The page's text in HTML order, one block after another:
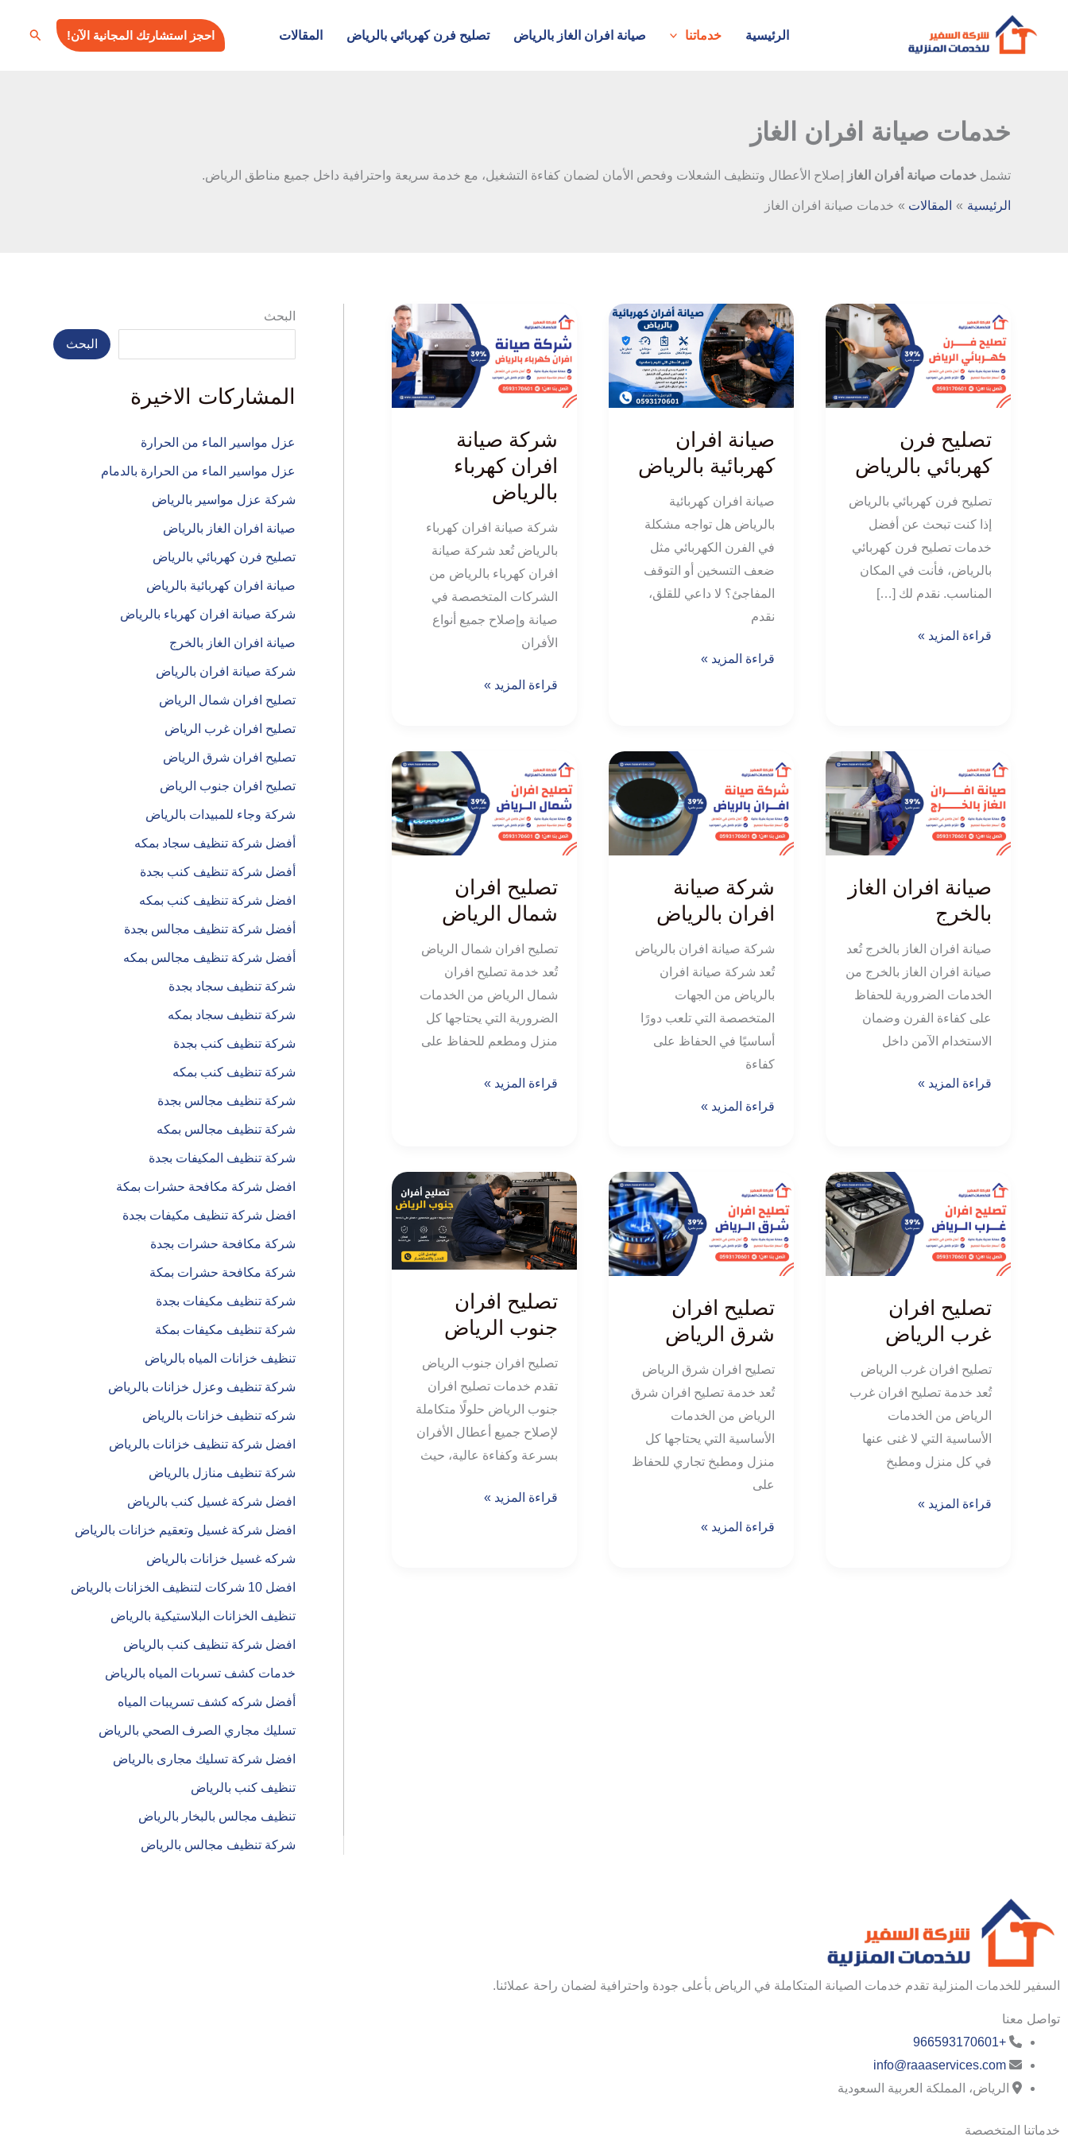
الرئيسية خدماتنا صيانة افران الغاز بالرياض تصليح فرن كهربائي بالرياض المقالات احجز استشارتك المجانية الآن! البحث
خدمات صيانة افران الغاز
تشمل خدمات صيانة أفران الغاز إصلاح الأعطال وتنظيف الشعلات وفحص الأمان لضمان كفاءة التشغيل، مع خدمة سريعة واحترافية داخل جميع مناطق الرياض.
الرئيسية المقالات خدمات صيانة افران الغاز
تصليح فرن
كهربائي بالرياض
تصليح فرن كهربائي بالرياض
إذا كنت تبحث عن أفضل
خدمات تصليح فرن كهربائي
بالرياض، فأنت في المكان
المناسب. نقدم لك […]
فرن
كهربائي
بالرياض
قراءة المزيد »
صيانة افران
كهربائية بالرياض
صيانة افران كهربائية
بالرياض هل تواجه مشكلة
في الفرن الكهربائي مثل
ضعف التسخين أو التوقف
المفاجئ؟ لا داعي للقلق،
نقدم
صيانة
افران
كهربائية
بالرياض
قراءة المزيد »
شركة صيانة
افران كهرباء
بالرياض
شركة صيانة افران كهرباء
بالرياض تُعد شركة صيانة
افران كهرباء بالرياض من
الشركات المتخصصة في
صيانة وإصلاح جميع أنواع
الأفران
صيانة
افران
كهرباء
قراءة المزيد »
صيانة افران الغاز
بالخرج
صيانة افران الغاز بالخرج تُعد
صيانة افران الغاز بالخرج من
الخدمات الضرورية للحفاظ
على كفاءة الفرن وضمان
الاستخدام الآمن داخل
افران
الغاز
بالخرج
قراءة المزيد »
شركة صيانة
افران بالرياض
شركة صيانة افران بالرياض
تُعد شركة صيانة افران
بالرياض من الجهات
المتخصصة التي تلعب دورًا
أساسيًا في الحفاظ على
كفاءة
صيانة
افران
بالرياض
قراءة المزيد »
تصليح افران
شمال الرياض
تصليح افران شمال الرياض
تُعد خدمة تصليح افران
شمال الرياض من الخدمات
الضرورية التي يحتاجها كل
منزل ومطعم للحفاظ على
افران
شمال
الرياض
قراءة المزيد »
تصليح افران
غرب الرياض
تصليح افران غرب الرياض
تُعد خدمة تصليح افران غرب
الرياض من الخدمات
الأساسية التي لا غنى عنها
في كل منزل ومطبخ
افران
غرب
الرياض
قراءة المزيد »
تصليح افران
شرق الرياض
تصليح افران شرق الرياض
تُعد خدمة تصليح افران شرق
الرياض من الخدمات
الأساسية التي يحتاجها كل
منزل ومطبخ تجاري للحفاظ
على
افران
شرق
الرياض
قراءة المزيد »
تصليح افران
جنوب الرياض
تصليح افران جنوب الرياض
تقدم خدمات تصليح افران
جنوب الرياض حلولًا متكاملة
لإصلاح جميع أعطال الأفران
بسرعة وكفاءة عالية، حيث
تصليح
افران
جنوب
الرياض
قراءة المزيد »
البحث
البحث
المشاركات الاخيرة
عزل مواسير الماء من الحرارة
عزل مواسير الماء من الحرارة بالدمام
شركة عزل مواسير بالرياض
صيانة افران الغاز بالرياض
تصليح فرن كهربائي بالرياض
صيانة افران كهربائية بالرياض
شركة صيانة افران كهرباء بالرياض
صيانة افران الغاز بالخرج
شركة صيانة افران بالرياض
تصليح افران شمال الرياض
تصليح افران غرب الرياض
تصليح افران شرق الرياض
تصليح افران جنوب الرياض
شركة وجاء للمبيدات بالرياض
أفضل شركة تنظيف سجاد بمكه
أفضل شركة تنظيف كنب بجدة
افضل شركة تنظيف كنب بمكه
أفضل شركة تنظيف مجالس بجدة
أفضل شركة تنظيف مجالس بمكه
شركة تنظيف سجاد بجدة
شركة تنظيف سجاد بمكه
شركة تنظيف كنب بجدة
شركة تنظيف كنب بمكه
شركة تنظيف مجالس بجدة
شركة تنظيف مجالس بمكه
شركة تنظيف المكيفات بجدة
افضل شركة مكافحة حشرات بمكة
افضل شركة تنظيف مكيفات بجدة
شركة مكافحة حشرات بجدة
شركة مكافحة حشرات بمكة
شركة تنظيف مكيفات بجدة
شركة تنظيف مكيفات بمكة
تنظيف خزانات المياه بالرياض
شركة تنظيف وعزل خزانات بالرياض
شركه تنظيف خزانات بالرياض
افضل شركة تنظيف خزانات بالرياض
شركة تنظيف منازل بالرياض
افضل شركة غسيل كنب بالرياض
افضل شركة غسيل وتعقيم خزانات بالرياض
شركه غسيل خزانات بالرياض
افضل 10 شركات لتنظيف الخزانات بالرياض
تنظيف الخزانات البلاستيكية بالرياض
افضل شركة تنظيف كنب بالرياض
خدمات كشف تسربات المياه بالرياض
أفضل شركه كشف تسريبات المياه
تسليك مجاري الصرف الصحي بالرياض
افضل شركة تسليك مجارى بالرياض
تنظيف كنب بالرياض
تنظيف مجالس بالبخار بالرياض
شركة تنظيف مجالس بالرياض
السفير للخدمات المنزلية تقدم خدمات الصيانة المتكاملة في الرياض بأعلى جودة واحترافية لضمان راحة عملائنا.
تواصل معنا
+966593170601
info@raaaservices.com
الرياض، المملكة العربية السعودية
خدماتنا المتخصصة